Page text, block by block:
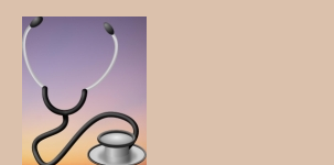
Skip
content